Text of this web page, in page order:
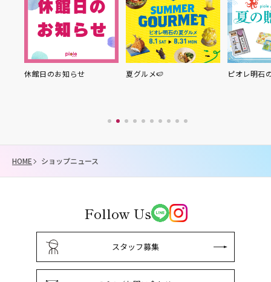
休館日のお知らせ 夏グルメ🍉 ピオレ明石
HOME ショップニュース
Follow Us
スタッフ募集